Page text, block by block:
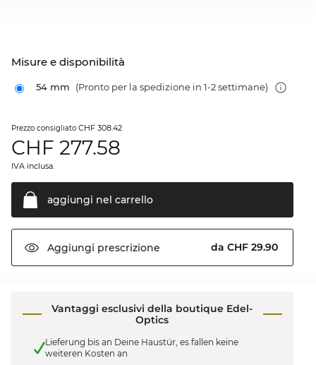
Misure e disponibilità
54 mm (Pronto per la spedizione in 1-2 settimane)
Prezzo consigliato CHF 308.42
CHF 277.58
IVA inclusa.
aggiungi nel carrello
Aggiungi prescrizione da CHF 29.90
Vantaggi esclusivi della boutique Edel-
Optics
Lieferung bis an Deine Haustür, es fallen keine
weiteren Kosten an